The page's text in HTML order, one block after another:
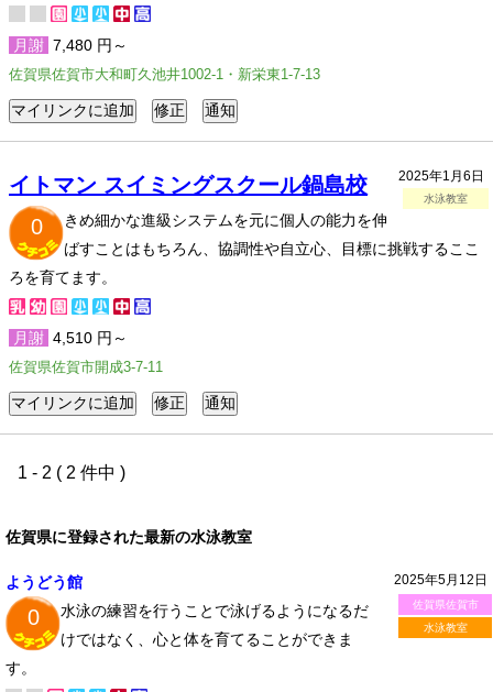
月謝 7,480 円～
佐賀県佐賀市大和町久池井1002-1・新栄東1-7-13
2025年1月6日
水泳教室
イトマン スイミングスクール鍋島校
0
きめ細かな進級システムを元に個人の能力を伸
ばすことはもちろん、協調性や自立心、目標に挑戦するここ
ろを育てます。
月謝 4,510 円～
佐賀県佐賀市開成3-7-11
1 - 2 ( 2 件中 )
佐賀県に登録された最新の水泳教室
2025年5月12日
佐賀県佐賀市
水泳教室
ようどう館
0
水泳の練習を行うことで泳げるようになるだ
けではなく、心と体を育てることができま
す。